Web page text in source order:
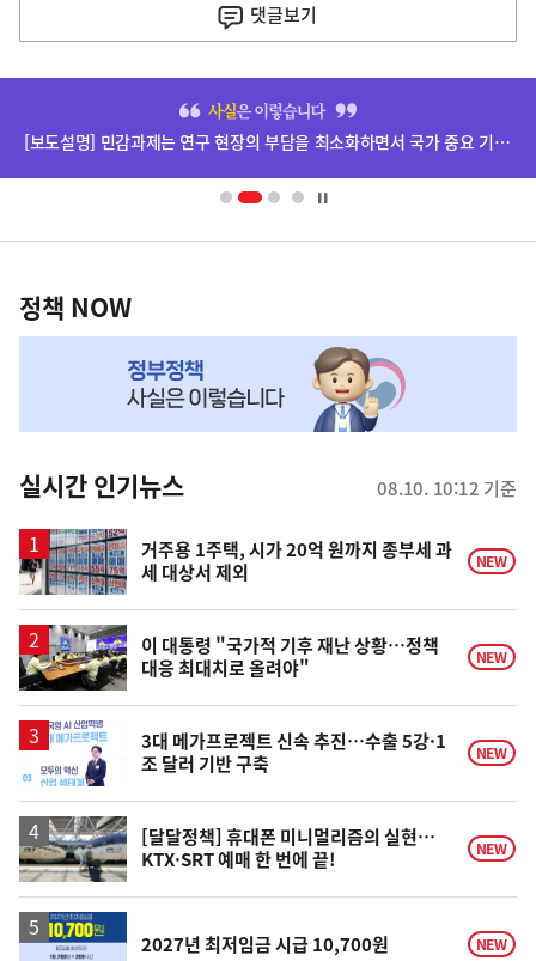
댓글보기
영
[보도설명] 민감과제는 연구 현장의 부담을 최소화하면서 국가 중요 기술을 보호하기 위한 제도입니다.(한국경제)
책
NOW,
뉴
스
정책 NOW
실시간 인기뉴스 08.10. 10:12 기준
거주용 1주택, 시가 20억 원까지 종부세 과
세 대상서 제외
NEW
이 대통령 "국가적 기후 재난 상황…정책
대응 최대치로 올려야"
NEW
3대 메가프로젝트 신속 추진…수출 5강·1
조 달러 기반 구축
NEW
[달달정책] 휴대폰 미니멀리즘의 실현…
KTX·SRT 예매 한 번에 끝!
NEW
2027년 최저임금 시급 10,700원 NEW